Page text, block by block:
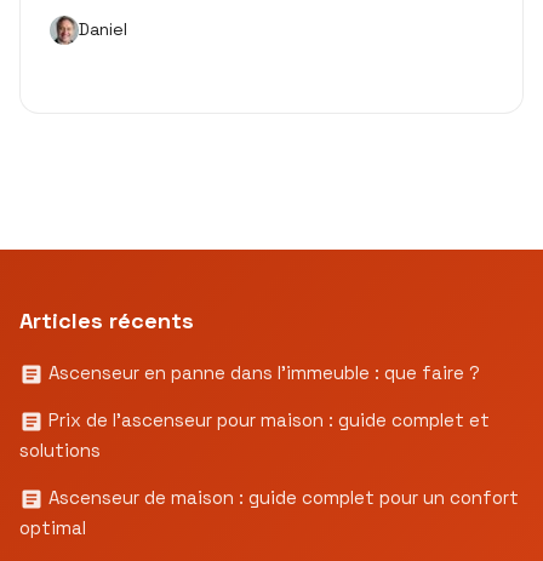
Daniel
Articles récents
Ascenseur en panne dans l’immeuble : que faire ?
Prix de l’ascenseur pour maison : guide complet et
solutions
Ascenseur de maison : guide complet pour un confort
optimal